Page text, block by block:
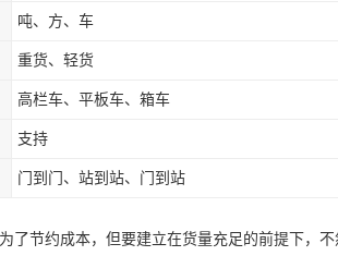
吨、方、车
重货、轻货
高栏车、平板车、箱车
支持
门到门、站到站、门到站
了节约成本，但要建立在货量充足的前提下，